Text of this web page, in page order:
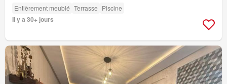
Entièrement meublé Terrasse Piscine
Il y a 30+ jours